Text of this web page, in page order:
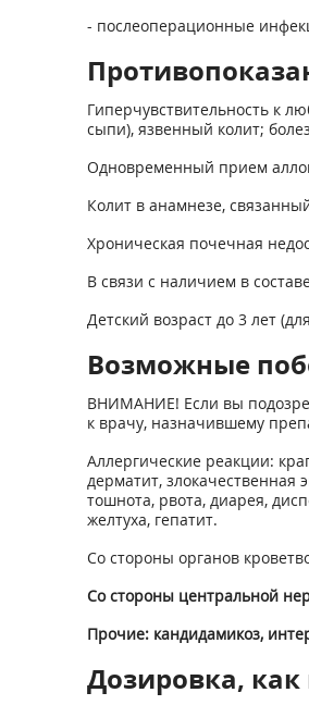
- послеоперационные
Гиперчувствительность к
сыпи), язвенный колит;
Одновременный прием
Колит в анамнезе,
Хроническая почечная
В связи с наличием в
Детский возраст до 3 лет
Возможные
ВНИМАНИЕ! Если вы
к врачу, назначившему
Аллергические реакции:
дерматит,
тошнота, рвота, диарея,
желтуха, гепатит.
Со стороны органов
Со стороны центральной
Прочие: кандидамикоз,
Дозировка,